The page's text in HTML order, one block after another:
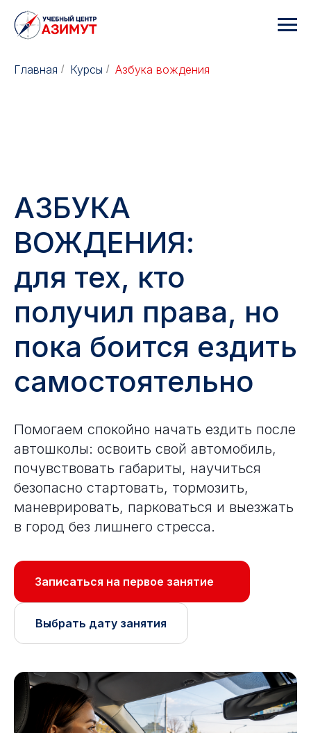
Главная / Курсы / Азбука вождения
АЗБУКА
ВОЖДЕНИЯ:
для тех, кто
получил права, но
пока боится ездить
самостоятельно
Помогаем спокойно начать ездить после
автошколы: освоить свой автомобиль,
почувствовать габариты, научиться
безопасно стартовать, тормозить,
маневрировать, парковаться и выезжать
в город без лишнего стресса.
Записаться на первое занятие
Выбрать дату занятия